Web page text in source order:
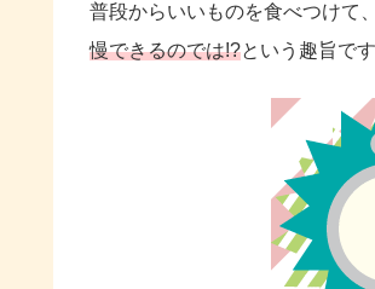
普段からいいものを食べつけて、
慢できるのでは!?という趣旨です